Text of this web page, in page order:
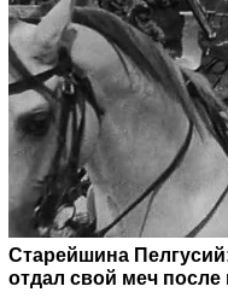
Старейшина
отдал свой меч